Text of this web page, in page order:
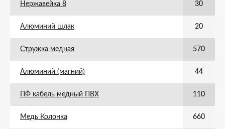
Нержавейка 8 30
Алюминий шлак 20
Стружка медная 570
Алюминий (магний) 44
ПФ кабель медный ПВХ 110
Медь Колонка 660